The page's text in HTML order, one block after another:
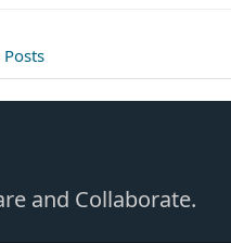
and Collaborate.